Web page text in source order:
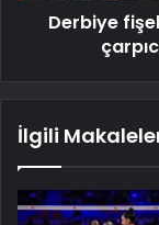
Derbiye
İlgili